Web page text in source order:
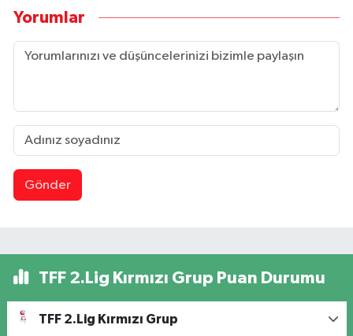
Yorumlar
Gönder
TFF 2.Lig Kırmızı Grup Puan Durumu
TFF 2.Lig Kırmızı Grup